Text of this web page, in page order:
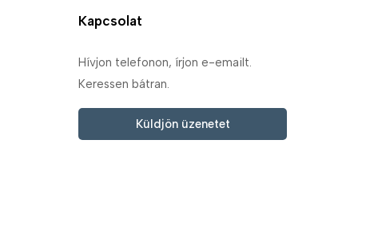
Kapcsolat
Hívjon telefonon, írjon e-emailt.
Keressen bátran.
Küldjön üzenetet